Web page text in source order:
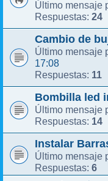
Último mensaje
Respuestas: 24
Cambio de
Último mensaje
17:08
Respuestas: 11
Bombilla led
Último mensaje
Respuestas: 14
Instalar
Último mensaje
Respuestas: 6